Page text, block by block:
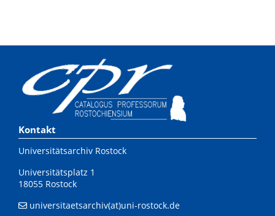
Kontakt
Universitätsarchiv Rostock
Universitätsplatz 1
18055 Rostock
universitaetsarchiv(at)uni-rostock.de